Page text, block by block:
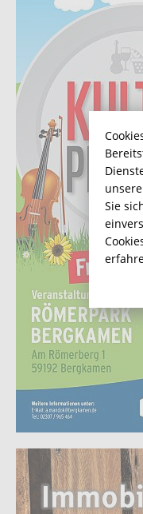
Sie